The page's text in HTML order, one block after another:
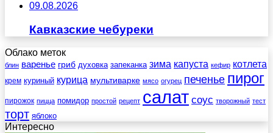
09.08.2026
Кавказские чебуреки
Облако меток
блин варенье гриб духовка запеканка зима капуста кефир котлета
крем куриный курица мультиварке мясо огурец печенье пирог
пирожок пицца помидор простой рецепт салат соус творожный тест
торт яблоко
Интересно